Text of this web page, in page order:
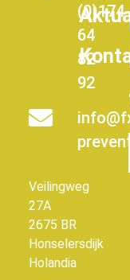
(0)174
64
82
92
Veilingweg
27A
2675 BR
Honselersdijk
Holandia